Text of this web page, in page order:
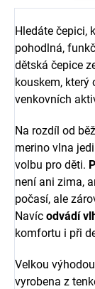
Hledáte čepici,
pohodlná,
dětská čepice
kouskem, který
venkovních
Na rozdíl od
merino vlna
volbu pro děti.
není ani zima,
počasí, ale
Navíc odvádí
komfortu i při
Velkou
vyrobena z